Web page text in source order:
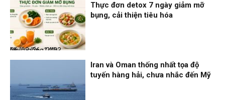
Nhịp sống 24h
06/08/26, 14:23
Thực đơn detox 7 ngày giảm mỡ
bụng, cải thiện tiêu hóa
Iran và Oman thống nhất tọa độ
tuyến hàng hải, chưa nhắc đến Mỹ